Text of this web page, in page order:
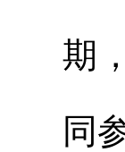
期
同